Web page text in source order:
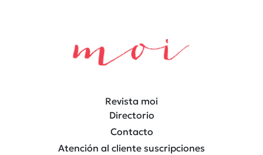
Revista moi
Directorio
Contacto
Atención al cliente suscripciones